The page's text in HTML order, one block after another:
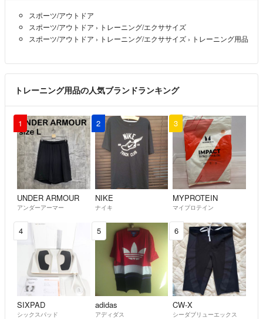
スポーツ/アウトドア
スポーツ/アウトドア › トレーニング/エクササイズ
スポーツ/アウトドア › トレーニング/エクササイズ › トレーニング用品
トレーニング用品の人気ブランドランキング
1
UNDER ARMOUR
アンダーアーマー
2
NIKE
ナイキ
3
MYPROTEIN
マイプロテイン
4
SIXPAD
シックスパッド
5
adidas
アディダス
6
CW-X
シーダブリューエックス